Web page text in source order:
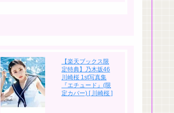
【楽天ブックス限
定特典】乃木坂46
川崎桜 1st写真集
『エチュード』(限
定カバー) [ 川崎桜 ]